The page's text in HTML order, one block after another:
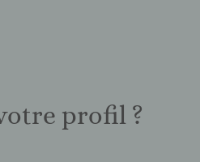
profil ?